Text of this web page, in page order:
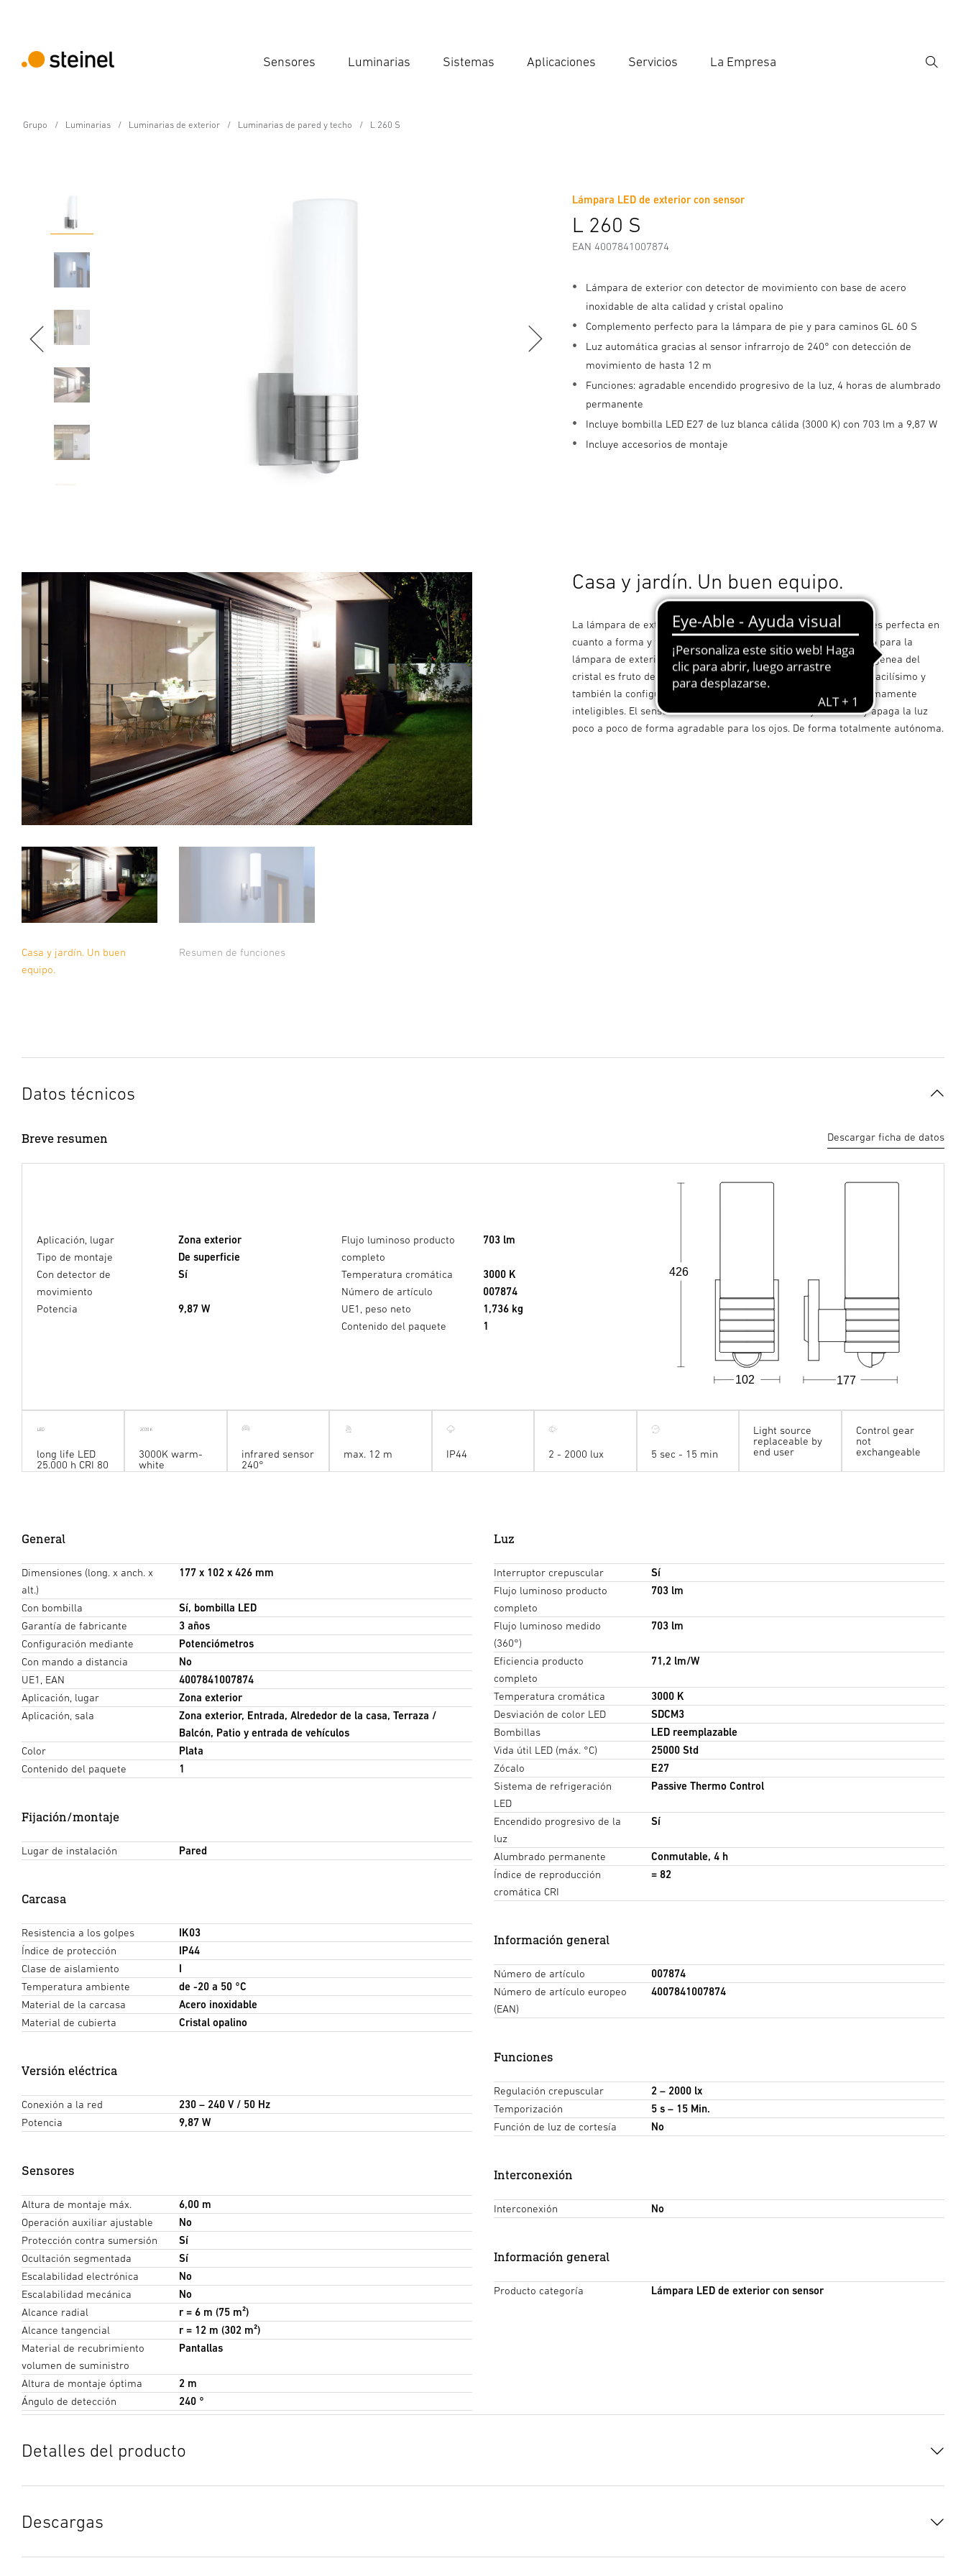
Sensores Luminarias Sistemas Aplicaciones Servicios La Empresa
Grupo Luminarias Luminarias de exterior Luminarias de pared y techo L 260 S
Lámpara LED de exterior con sensor
L 260 S
EAN 4007841007874
Lámpara de exterior con detector de movimiento con base de acero
inoxidable de alta calidad y cristal opalino
Complemento perfecto para la lámpara de pie y para caminos GL 60 S
Luz automática gracias al sensor infrarrojo de 240° con detección de
movimiento de hasta 12 m
Funciones: agradable encendido progresivo de la luz, 4 horas de alumbrado
permanente
Incluye bombilla LED E27 de luz blanca cálida (3000 K) con 703 lm a 9,87 W
Incluye accesorios de montaje
Instrucciones de Seguridad y Advertencias Información del fabricante
Casa y jardín. Un buen
equipo.
Resumen de funciones
Casa y jardín. Un buen equipo.
La lámpara de exterior con sensor de diseño L 260 LED no solo es perfecta en
cuanto a forma y función, sino también el perfecto complemento para la
lámpara de exterior con sensor GL 60 LED. La iluminación homogénea del
cristal es fruto de la bombilla LED. El montaje de la lámpara es facilísimo y
también la configuración de las funciones en el producto son sumamente
inteligibles. El sensor reacciona automáticamente y enciende y apaga la luz
poco a poco de forma agradable para los ojos. De forma totalmente autónoma.
Datos técnicos
Breve resumen Descargar ficha de datos
Aplicación, lugar
Zona exterior
Tipo de montaje
De superficie
Con detector de
movimiento
Sí
Potencia 9,87 W
Flujo luminoso producto
completo
703 lm
Temperatura cromática
3000 K
Número de artículo
007874
UE1, peso neto
1,736 kg
Contenido del paquete
1
177
102
426
long life LED
25.000 h CRI 80
3000K warm-
white
infrared sensor
240°
max. 12 m IP44 2 - 2000 lux 5 sec - 15 min
Light source
replaceable by
end user
Control gear
not
exchangeable
General
Dimensiones (long. x anch. x
alt.)
177 x 102 x 426 mm
Con bombilla
Sí, bombilla LED
Garantía de fabricante
3 años
Configuración mediante
Potenciómetros
Con mando a distancia
No
UE1, EAN
4007841007874
Aplicación, lugar
Zona exterior
Aplicación, sala
Zona exterior, Entrada, Alrededor de la casa, Terraza /
Balcón, Patio y entrada de vehículos
Color
Plata
Contenido del paquete
1
Fijación/montaje
Lugar de instalación Pared
Carcasa
Resistencia a los golpes
IK03
Índice de protección
IP44
Clase de aislamiento
Temperatura ambiente
de -20 a 50 °C
Material de la carcasa
Acero inoxidable
Material de cubierta
Cristal opalino
Versión eléctrica
Conexión a la red
230 – 240 V / 50 Hz
Potencia
9,87 W
Sensores
Altura de montaje máx.
6,00 m
Operación auxiliar ajustable
No
Protección contra sumersión
Sí
Ocultación segmentada
Sí
Escalabilidad electrónica
No
Escalabilidad mecánica
No
Alcance radial
r = 6 m (75 m²)
Alcance tangencial
r = 12 m (302 m²)
Material de recubrimiento
volumen de suministro
Pantallas
Altura de montaje óptima
2 m
Ángulo de detección
240 °
Luz
Interruptor crepuscular
Sí
Flujo luminoso producto
completo
703 lm
Flujo luminoso medido
(360°)
703 lm
Eficiencia producto
completo
71,2 lm/W
Temperatura cromática
3000 K
Desviación de color LED
SDCM3
Bombillas
LED reemplazable
Vida útil LED (máx. °C)
25000 Std
Zócalo
E27
Sistema de refrigeración
LED
Passive Thermo Control
Encendido progresivo de la
luz
Sí
Alumbrado permanente
Conmutable, 4 h
Índice de reproducción
cromática CRI
= 82
Información general
Número de artículo
007874
Número de artículo europeo
(EAN)
4007841007874
Funciones
Regulación crepuscular
2 – 2000 lx
Temporización
5 s – 15 Min.
Función de luz de cortesía
No
Interconexión
Interconexión No
Información general
Producto categoría Lámpara LED de exterior con sensor
Detalles del producto
Descargas